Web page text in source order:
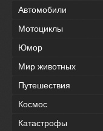
Автомобили
Мотоциклы
Юмор
Мир животных
Путешествия
Космос
Катастрофы